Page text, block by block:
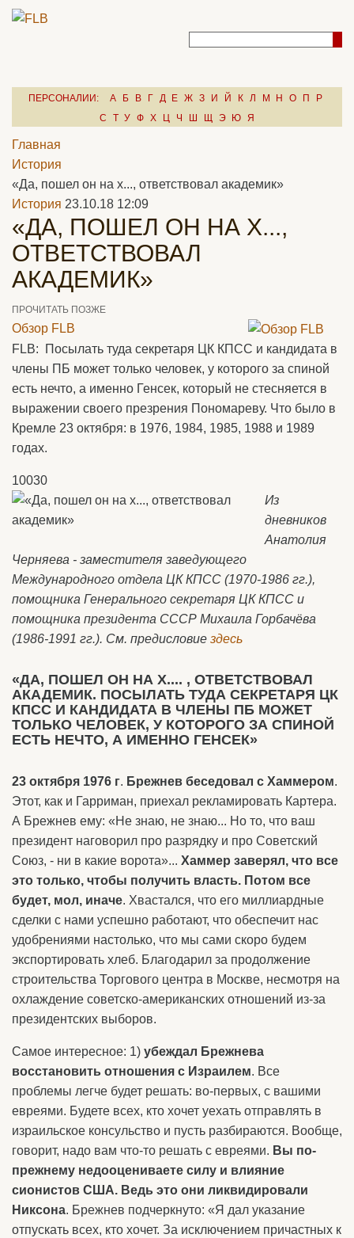
ПЕРСОНАЛИИ: А Б В Г Д Е Ж З И Й К Л М Н О П
Р
С
Т У Ф Х Ц Ч Ш Щ Э Ю Я
Главная
История
«Да, пошел он на х..., ответствовал академик»
История 23.10.18 12:09
«ДА, ПОШЕЛ ОН НА Х...,
ОТВЕТСТВОВАЛ
АКАДЕМИК»
ПРОЧИТАТЬ ПОЗЖЕ
Обзор FLB
FLB: Посылать туда секретаря ЦК КПСС и кандидата в
члены ПБ может только человек, у которого за спиной
есть нечто, а именно Генсек, который не стесняется в
выражении своего презрения Пономареву. Что было в
Кремле 23 октября: в 1976, 1984, 1985, 1988 и 1989
годах.
10030
Из
дневников
Анатолия
Черняева - заместителя заведующего
Международного отдела ЦК КПСС (1970-1986 гг.),
помощника Генерального секретаря ЦК КПСС и
помощника президента СССР Михаила Горбачёва
(1986-1991 гг.). См. предисловие здесь
«ДА, ПОШЕЛ ОН НА Х.... , ОТВЕТСТВОВАЛ
АКАДЕМИК. ПОСЫЛАТЬ ТУДА СЕКРЕТАРЯ ЦК
КПСС И КАНДИДАТА В ЧЛЕНЫ ПБ МОЖЕТ
ТОЛЬКО ЧЕЛОВЕК, У КОТОРОГО ЗА СПИНОЙ
ЕСТЬ НЕЧТО, А ИМЕННО ГЕНСЕК»
23 октября 1976 г. Брежнев беседовал с Хаммером.
Этот, как и Гарриман, приехал рекламировать Картера.
А Брежнев ему: «Не знаю, не знаю... Но то, что ваш
президент наговорил про разрядку и про Советский
Союз, - ни в какие ворота»... Хаммер заверял, что все
это только, чтобы получить власть. Потом все
будет, мол, иначе. Хвастался, что его миллиардные
сделки с нами успешно работают, что обеспечит нас
удобрениями настолько, что мы сами скоро будем
экспортировать хлеб. Благодарил за продолжение
строительства Торгового центра в Москве, несмотря на
охлаждение советско-американских отношений из-за
президентских выборов.
Самое интересное: 1) убеждал Брежнева
восстановить отношения с Израилем. Все
проблемы легче будет решать: во-первых, с вашими
евреями. Будете всех, кто хочет уехать отправлять в
израильское консульство и пусть разбираются. Вообще,
говорит, надо вам что-то решать с евреями. Вы по-
прежнему недооцениваете силу и влияние
сионистов США. Ведь это они ликвидировали
Никсона. Брежнев подчеркнуто: «Я дал указание
отпускать всех, кто хочет. За исключением причастных к